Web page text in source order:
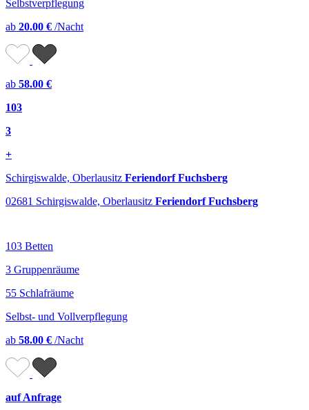
Selbstverpflegung
ab 20.00 € /Nacht
ab 58.00 €
103
3
+
Schirgiswalde, Oberlausitz Feriendorf Fuchsberg
02681 Schirgiswalde, Oberlausitz Feriendorf Fuchsberg
103 Betten
3 Gruppenräume
55 Schlafräume
Selbst- und Vollverpflegung
ab 58.00 € /Nacht
auf Anfrage